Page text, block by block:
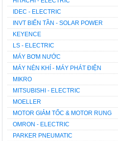
IDEC - ELECTRIC
INVT BIẾN TẦN - SOLAR POWER
KEYENCE
LS - ELECTRIC
MÁY BƠM NƯỚC
MÁY NÉN KHÍ - MÁY PHÁT ĐIỆN
MIKRO
MITSUBISHI - ELECTRIC
MOELLER
MOTOR GIẢM TỐC & MOTOR RUNG
OMRON - ELECTRIC
PARKER PNEUMATIC